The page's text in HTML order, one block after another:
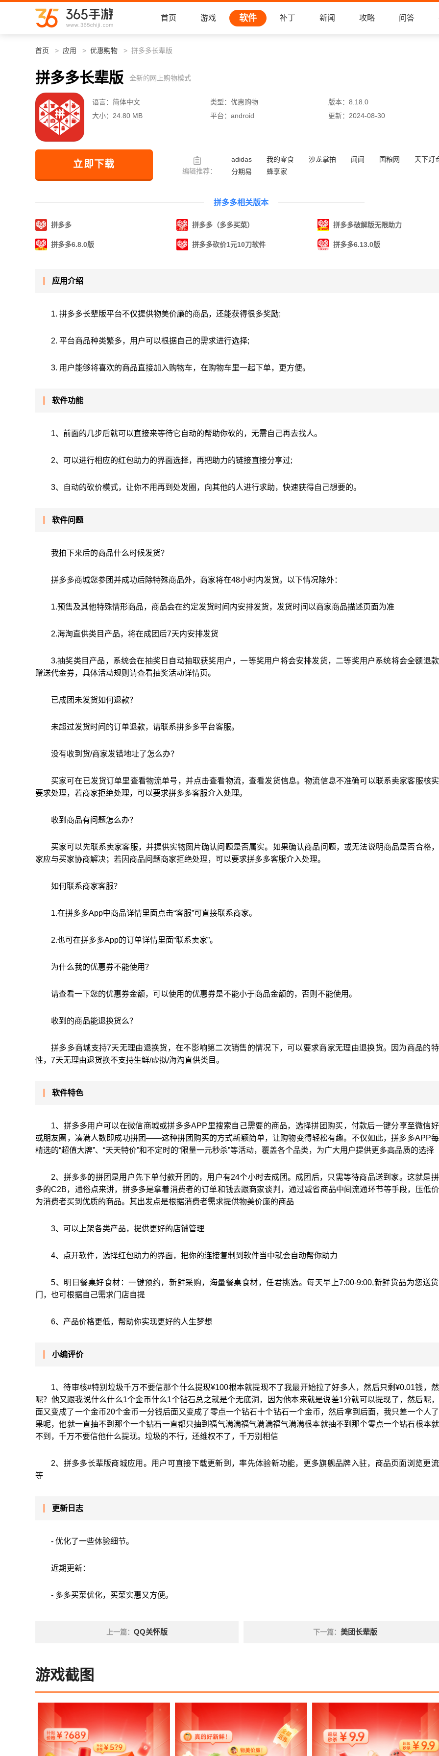
首页 游戏 软件 补丁 新闻 攻略 问答
首页 应用 优惠购物 拼多多长辈版
拼多多长辈版 全新的网上购物模式
语言： 简体中文 类型： 优惠购物 版本： 8.18.0
大小： 24.80 MB 平台： android 更新： 2024-08-30
立即下载
编辑推荐：
adidas 我的零食 沙龙掌拍 闻闻 国粮网
天下灯
分期易
蜂享家
拼多多相关版本
拼多多 拼多多（多多买菜） 拼多多破解版无限助力
拼多多6.8.0版 拼多多砍价1元10刀软件 拼多多6.13.0版
应用介绍
1. 拼多多长辈版平台不仅提供物美价廉的商品，还能获得很多奖励;
2. 平台商品种类繁多，用户可以根据自己的需求进行选择;
3. 用户能够将喜欢的商品直接加入购物车，在购物车里一起下单，更方便。
软件功能
1、前面的几步后就可以直接来等待它自动的帮助你砍的，无需自己再去找人。
2、可以进行相应的红包助力的界面选择，再把助力的链接直接分享过;
3、自动的砍价模式，让你不用再到处发圈，向其他的人进行求助，快速获得自己想要的。
软件问题
我拍下来后的商品什么时候发货？
拼多多商城您参团并成功后除特殊商品外，商家将在48小时内发货。以下情况除外：
1.预售及其他特殊情形商品，商品会在约定发货时间内安排发货，发货时间以商家商品描述页面为准
2.海淘直供类目产品，将在成团后7天内安排发货
3.抽奖类目产品，系统会在抽奖日自动抽取获奖用户，一等奖用户将会安排发货，二等奖用户系统将会全额退
赠送代金券，具体活动规则请查看抽奖活动详情页。
已成团未发货如何退款？
未超过发货时间的订单退款，请联系拼多多平台客服。
没有收到货/商家发错地址了怎么办？
买家可在已发货订单里查看物流单号，并点击查看物流，查看发货信息。物流信息不准确可以联系卖家客服核
要求处理，若商家拒绝处理，可以要求拼多多客服介入处理。
收到商品有问题怎么办？
买家可以先联系卖家客服，并提供实物图片确认问题是否属实。如果确认商品问题，或无法说明商品是否合格
家应与买家协商解决；若因商品问题商家拒绝处理，可以要求拼多多客服介入处理。
如何联系商家客服？
1.在拼多多App中商品详情里面点击“客服”可直接联系商家。
2.也可在拼多多App的订单详情里面“联系卖家”。
为什么我的优惠券不能使用？
请查看一下您的优惠券金额，可以使用的优惠券是不能小于商品金额的，否则不能使用。
收到的商品能退换货么？
拼多多商城支持7天无理由退换货，在不影响第二次销售的情况下，可以要求商家无理由退换货。因为商品的
性，7天无理由退货换不支持生鲜/虚拟/海淘直供类目。
软件特色
1、拼多多用户可以在微信商城或拼多多APP里搜索自己需要的商品，选择拼团购买，付款后一键分享至微信
或朋友圈，凑满人数即成功拼团——这种拼团购买的方式新颖简单，让购物变得轻松有趣。不仅如此，拼多多APP
精选的“超值大牌”、“天天特价”和不定时的“限量一元秒杀”等活动，覆盖各个品类，为广大用户提供更多高品质的选择
2、拼多多的拼团是用户先下单付款开团的，用户有24个小时去成团。成团后，只需等待商品送到家。这就是
多的C2B，通俗点来讲，拼多多是拿着消费者的订单和钱去跟商家谈判，通过减省商品中间流通环节等手段，压低
为消费者买到优质的商品。其出发点是根据消费者需求提供物美价廉的商品
3、可以上架各类产品，提供更好的店铺管理
4、点开软件，选择红包助力的界面，把你的连接复制到软件当中就会自动帮你助力
5、明日餐桌好食材：一键预约，新鲜采购，海量餐桌食材，任君挑选。每天早上7:00-9:00,新鲜货品为您送
门，也可根据自己需求门店自提
6、产品价格更低，帮助你实现更好的人生梦想
小编评价
1、待审核#特别垃圾千万不要信那个什么提现¥100根本就提现不了我最开始拉了好多人，然后只剩¥0.01钱，
呢？他又跟我说什么什么1个金币什么1个钻石总之就是个无底洞，因为他本来就是说差1分就可以提现了，然后呢
面又变成了一个金币20个金币一分钱后面又变成了零点一个钻石十个钻石一个金币，然后拿到后面，我只差一个人
果呢，他就一直抽不到那个一个钻石一直都只抽到福气满满福气满满福气满满根本就抽不到那个零点一个钻石根本
不到，千万不要信他什么提现。垃圾的不行，还维权不了，千万别相信
2、拼多多长辈版商城应用。用户可直接下载更新到，率先体验新功能，更多旗舰品牌入驻，商品页面浏览更
等
更新日志
- 优化了一些体验细节。
近期更新：
- 多多买菜优化，买菜实惠又方便。
上一篇： QQ关怀版 下一篇： 美团长辈版
游戏截图